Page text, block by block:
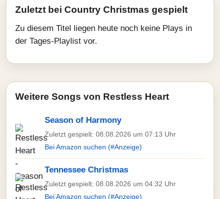
Zuletzt bei Country Christmas gespielt
Zu diesem Titel liegen heute noch keine Plays in
der Tages-Playlist vor.
Weitere Songs von Restless Heart
Season of Harmony
Zuletzt gespielt: 08.08.2026 um 07:13 Uhr
Bei Amazon suchen (#Anzeige)
Tennessee Christmas
Zuletzt gespielt: 08.08.2026 um 04:32 Uhr
Bei Amazon suchen (#Anzeige)